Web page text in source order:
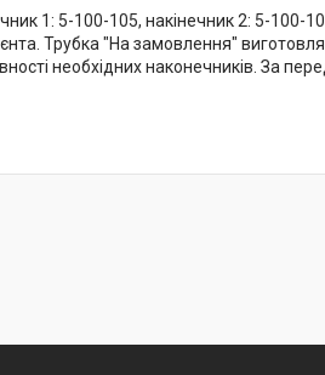
1: 5-100-105, накінечник 2: 5-100-
Трубка "На замовлення"
необхідних наконечників. За